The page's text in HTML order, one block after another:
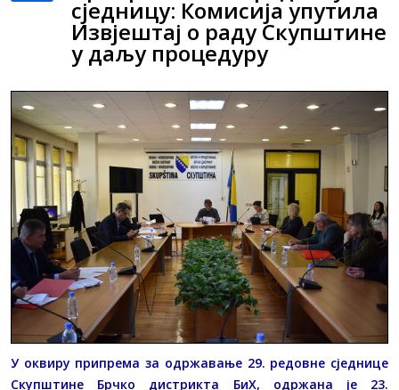
сједницу: Комисија упутила
Извјештај о раду Скупштине
у даљу процедуру
У оквиру припрема за одржавање 29. редовне сједнице
Скупштине Брчко дистрикта БиХ, одржана је 23.